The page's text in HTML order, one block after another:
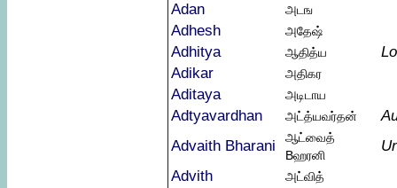
Adan அடங
Adhesh அதேஷ்
Adhitya ஆதித்ய
Adikar
அதிகர
Aditaya அடிடாய
Adtyavardhan அட்த்யவர்தன்
Advaith Bharani
ஆட்வைத்
Bஹரனி
Advith
அட்வித்